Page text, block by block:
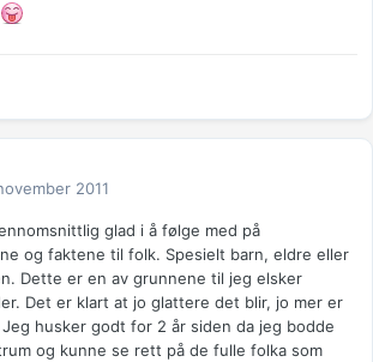
2011
glad i å følge med på
og faktene til folk. Spesielt barn, eldre eller
Dette er en av grunnene til jeg elsker
Det er klart at jo glattere det blir, jo mer er
husker godt for 2 år siden da jeg bodde
og kunne se rett på de fulle folka som